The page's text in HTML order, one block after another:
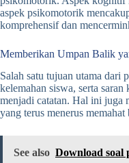
aspek psikomotorik
komprehensif dan
Memberikan Umpan Balik
Salah satu tujuan utama dari
kelemahan siswa, serta
menjadi catatan. Hal ini juga
yang terus menerus
See also Download soal